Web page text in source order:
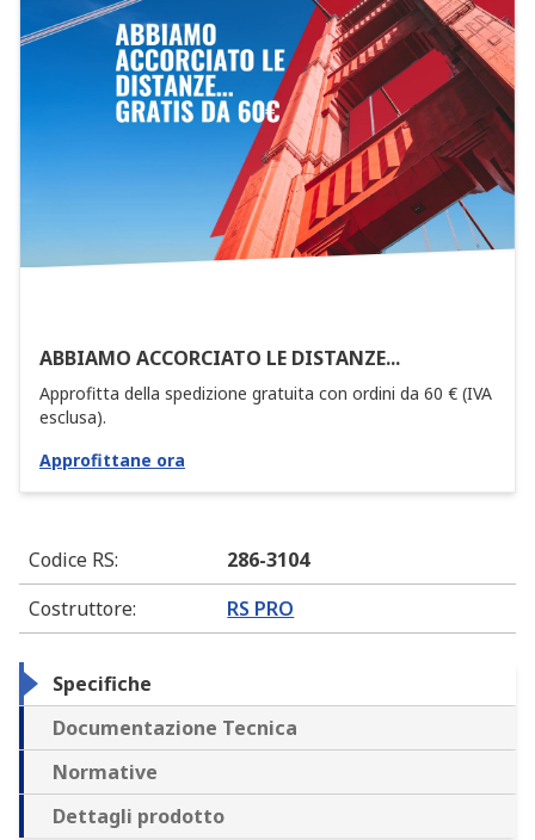
ABBIAMO ACCORCIATO LE DISTANZE...
Approfitta della spedizione gratuita con ordini da 60 € (IVA
esclusa).
Approfittane ora
Codice RS:
286-3104
Costruttore: RS PRO
Specifiche
Documentazione Tecnica
Normative
Dettagli prodotto